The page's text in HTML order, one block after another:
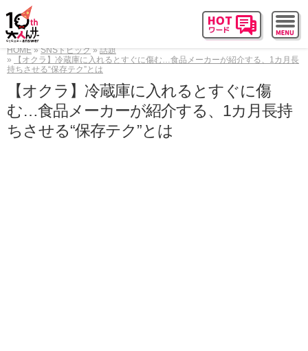
HOME SNSトピック
話題
【オクラ】冷蔵庫に入れるとすぐに傷む…食品メーカーが紹介する、1カ月長
持ちさせる“保存テク”とは
【オクラ】冷蔵庫に入れるとすぐに傷
む…食品メーカーが紹介する、1カ月長持
ちさせる“保存テク”とは